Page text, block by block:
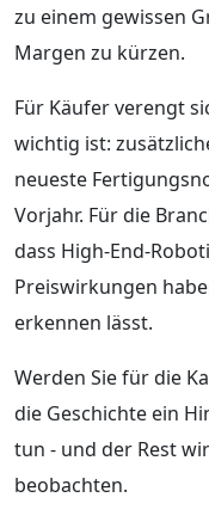
zu einem gewissen
Margen zu kürzen.
Für Käufer verengt
wichtig ist:
neueste
Vorjahr. Für die
dass High-End-
Preiswirkungen
erkennen lässt.
Werden Sie für die
die Geschichte ein
tun - und der Rest
beobachten.